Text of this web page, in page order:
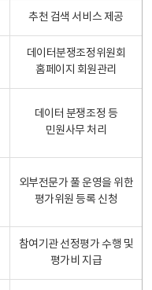
추천 검색 서비스 제공
데이터분쟁조정위원회
홈페이지 회원관리
데이터 분쟁조정 등
민원사무 처리
외부전문가 풀 운영을 위한
평가위원 등록 신청
참여기관 선정평가 수행 및
평가비 지급